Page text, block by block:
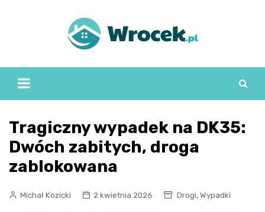
Tragiczny wypadek na DK35:
Dwóch zabitych, droga
zablokowana
Michał Kozicki 2 kwietnia 2026 Drogi, Wypadki